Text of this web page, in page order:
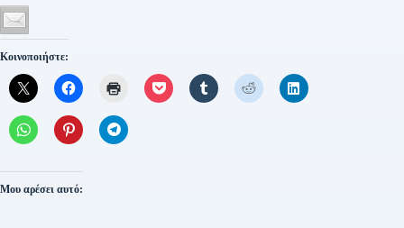
Κοινοποιήστε:
Μου αρέσει αυτό: